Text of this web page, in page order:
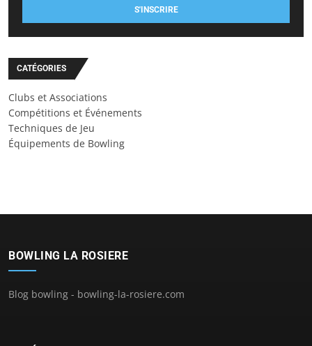
S'INSCRIRE
CATÉGORIES
Clubs et Associations
Compétitions et Événements
Techniques de Jeu
Équipements de Bowling
BOWLING LA ROSIERE
Blog bowling - bowling-la-rosiere.com